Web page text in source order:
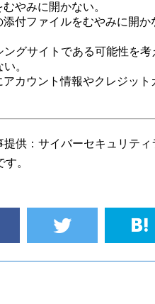
やみに開かない。
付ファイルをむやみに開か
グサイトである可能性を考
。
カウント情報やクレジット
供：サイバーセキュリティ
。